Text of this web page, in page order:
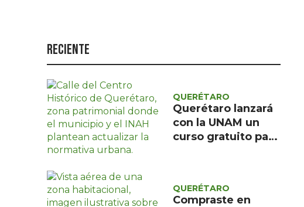
Política
Turismo
Asuntos Sociales
Estilo de vida
Opinión
Reciente
QUERÉTARO
Querétaro lanzará
con la UNAM un
curso gratuito para
QUERÉTARO
Compraste en